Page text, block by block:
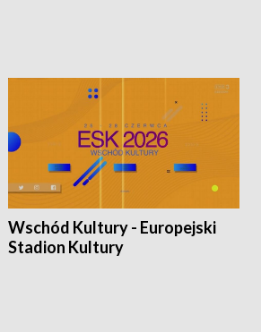
Wschód Kultury - Europejski
Stadion Kultury